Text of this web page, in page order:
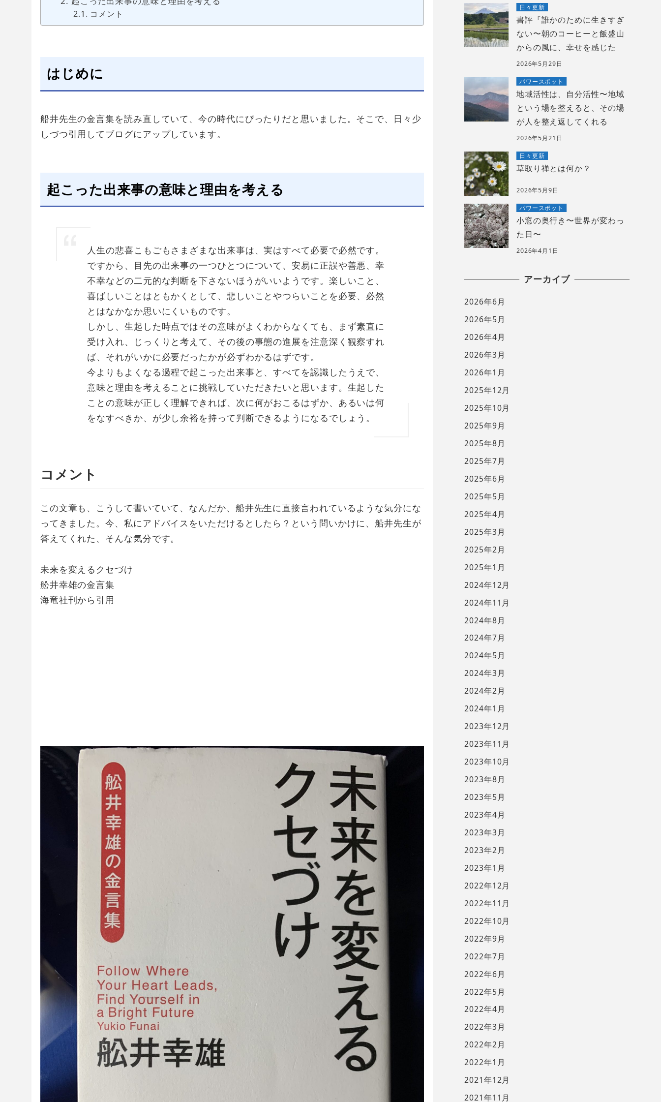
コメント
はじめに
船井先生の金言集を読み直していて、今の時代にぴったりだと思いました。そこで、日々少
しづつ引用してブログにアップしています。
起こった出来事の意味と理由を考える
人生の悲喜こもごもさまざまな出来事は、実はすべて必要で必然です。
ですから、目先の出来事の一つひとつについて、安易に正誤や善悪、幸
不幸などの二元的な判断を下さないほうがいいようです。楽しいこと、
喜ばしいことはともかくとして、悲しいことやつらいことを必要、必然
とはなかなか思いにくいものです。
しかし、生起した時点ではその意味がよくわからなくても、まず素直に
受け入れ、じっくりと考えて、その後の事態の進展を注意深く観察すれ
ば、それがいかに必要だったかが必ずわかるはずです。
今よりもよくなる過程で起こった出来事と、すべてを認識したうえで、
意味と理由を考えることに挑戦していただきたいと思います。生起した
ことの意味が正しく理解できれば、次に何がおこるはずか、あるいは何
をなすべきか、が少し余裕を持って判断できるようになるでしょう。
コメント
この文章も、こうして書いていて、なんだか、船井先生に直接言われているような気分にな
ってきました。今、私にアドバイスをいただけるとしたら？という問いかけに、船井先生が
答えてくれた、そんな気分です。
未来を変えるクセづけ
舩井幸雄の金言集
海竜社刊から引用
日々更新
書評『誰かのために生きすぎ
ない〜朝のコーヒーと飯盛山
からの風に、幸せを感じた
2026年5月29日
パワースポット
地域活性は、自分活性〜地域
という場を整えると、その場
が人を整え返してくれる
2026年5月21日
日々更新
草取り禅とは何か？
2026年5月9日
パワースポット
小窓の奥行き〜世界が変わっ
た日〜
2026年4月1日
アーカイブ
2026年6月
2026年5月
2026年4月
2026年3月
2026年1月
2025年12月
2025年10月
2025年9月
2025年8月
2025年7月
2025年6月
2025年5月
2025年4月
2025年3月
2025年2月
2025年1月
2024年12月
2024年11月
2024年8月
2024年7月
2024年5月
2024年3月
2024年2月
2024年1月
2023年12月
2023年11月
2023年10月
2023年8月
2023年5月
2023年4月
2023年3月
2023年2月
2023年1月
2022年12月
2022年11月
2022年10月
2022年9月
2022年7月
2022年6月
2022年5月
2022年4月
2022年3月
2022年2月
2022年1月
2021年12月
2021年11月